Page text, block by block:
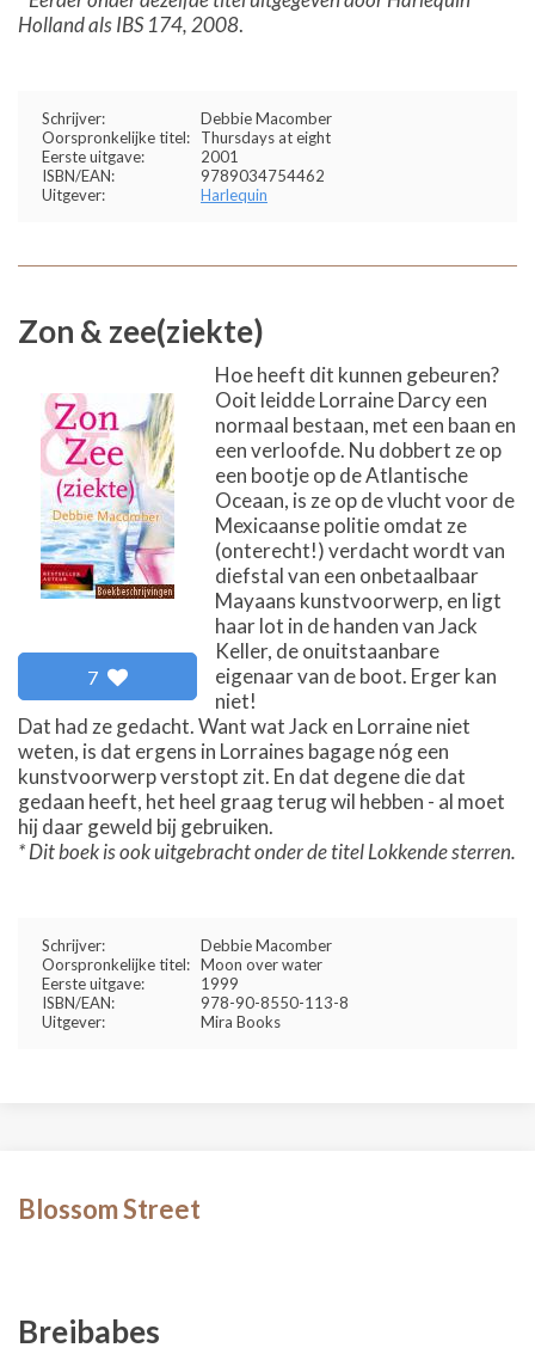
Holland als IBS 174, 2008.
Schrijver:
Debbie Macomber
Oorspronkelijke titel:
Thursdays at eight
Eerste uitgave:
2001
ISBN/EAN:
9789034754462
Uitgever:
Harlequin
Zon & zee(ziekte)
7
Hoe heeft dit kunnen gebeuren?
Ooit leidde Lorraine Darcy een
normaal bestaan, met een baan en
een verloofde. Nu dobbert ze op
een bootje op de Atlantische
Oceaan, is ze op de vlucht voor de
Mexicaanse politie omdat ze
(onterecht!) verdacht wordt van
diefstal van een onbetaalbaar
Mayaans kunstvoorwerp, en ligt
haar lot in de handen van Jack
Keller, de onuitstaanbare
eigenaar van de boot. Erger kan
niet!
Dat had ze gedacht. Want wat Jack en Lorraine niet
weten, is dat ergens in Lorraines bagage nóg een
kunstvoorwerp verstopt zit. En dat degene die dat
gedaan heeft, het heel graag terug wil hebben - al moet
hij daar geweld bij gebruiken.
* Dit boek is ook uitgebracht onder de titel Lokkende sterren.
Schrijver:
Debbie Macomber
Oorspronkelijke titel: Moon over water
Eerste uitgave:
1999
ISBN/EAN:
978-90-8550-113-8
Uitgever:
Mira Books
Blossom Street
Breibabes